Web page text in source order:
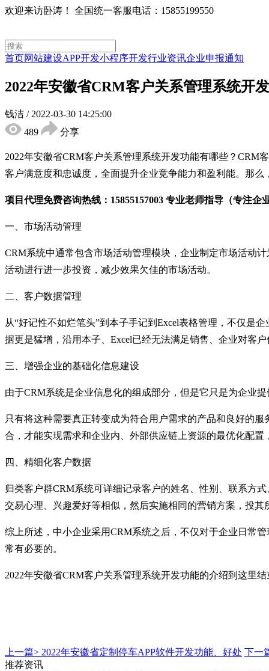
欢迎来访卧涛！ 全国统一客服电话：15855199550
首页网站建设APP开发小程序开发行业资讯企业申报通知
2022年安徽省CRM客户关系管理系统开
钱洁 / 2022-03-30 14:25:00
489
分享
2022年安徽省CRM客户关系管理系统开发功能有哪些？
客户满意度和忠诚度，全面提升企业竞争能力和盈利能。那
项目代理免费咨询热线：15855157003 专业老师指导（专注
一、市场活动管理
CRM系统中通常包含市场活动管理模块，企业制定市场活动
活动进行进一步投资，减少效果欠佳的市场活动。
二、客户数据管理
从“好记性不如烂笔头”到本子手记到Excel表格管理，不仅是
据更是猛增，沿用本子、Excel已经无法满足销售、企业对客
三、增强企业的基础化信息建设
由于CRM系统是企业信息化的组成部分，但是它只是为企业
只有将这种需要真正转变成为符合用户需求的产品和良好的
合，才能实现需求和企业内、外部供应链上资源的最优化配
四、精细化客户数据
归类客户群CRM系统可详细记录客户的姓名、性别、联系方
交易心理、兴趣爱好等相似，然后实施相同的营销方案，投其
综上所述，中小企业采用CRM系统之后，不仅对于企业日常
常有必要的。
2022年安徽省CRM客户关系管理系统开发功能的介绍到这里
上一篇> 2022年安徽省定制停车APP软件开发功能、好处 下一
推荐资讯